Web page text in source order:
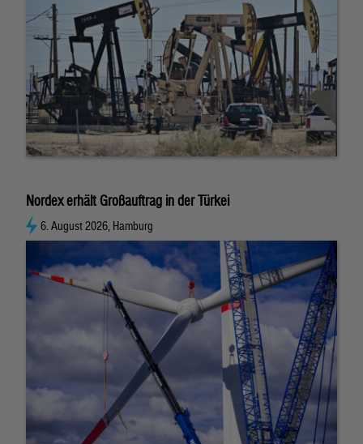
Nordex erhält Großauftrag in der Türkei
6. August 2026, Hamburg